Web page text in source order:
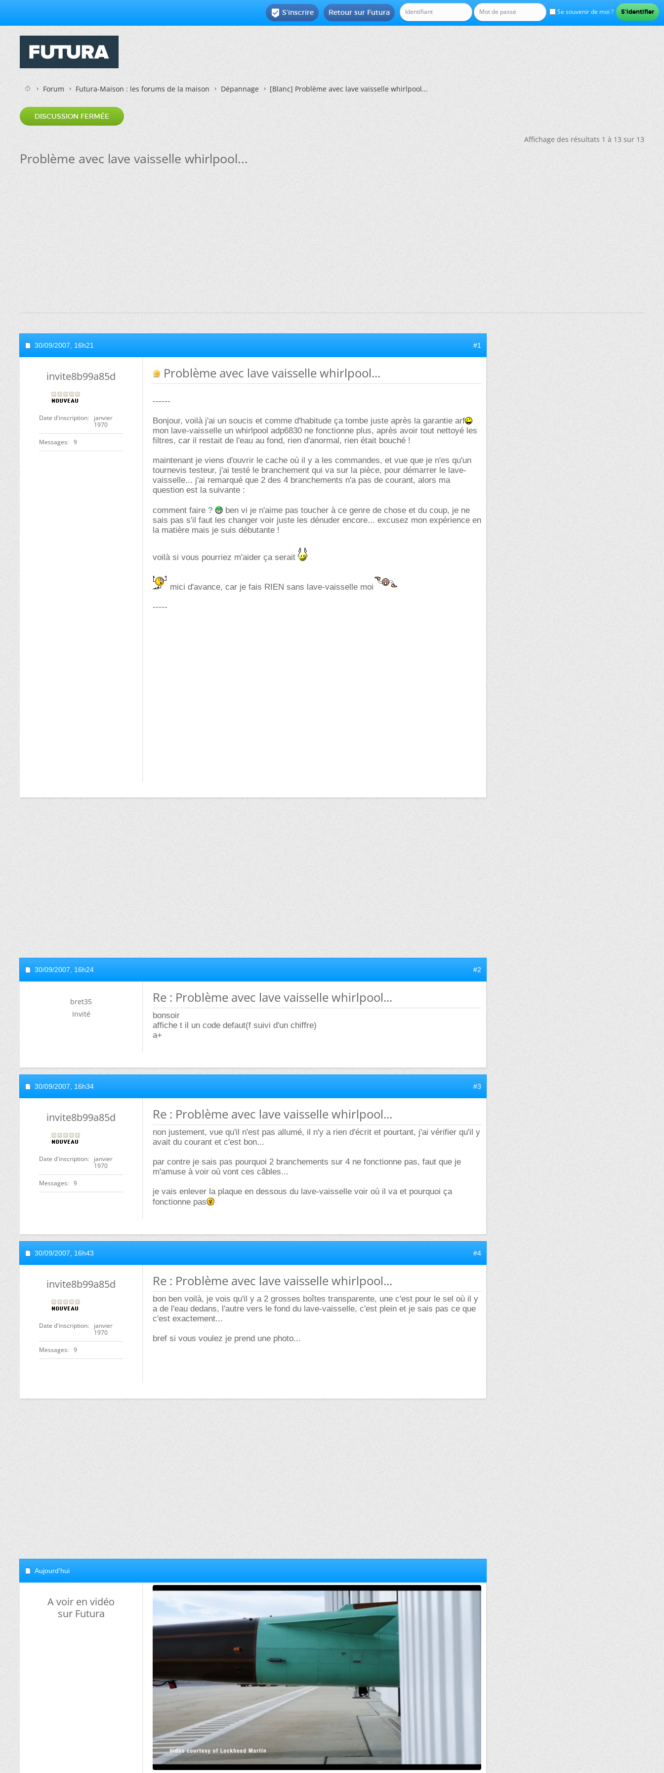
Se souvenir de moi ?
Retour sur Futura
 S'inscrire
Forum Futura-Maison : les forums de la maison Dépannage [Blanc]Problème avec lave vaisselle whirlpool...
DISCUSSION FERMÉE
Affichage des résultats 1 à 13 sur 13
Problème avec lave vaisselle whirlpool...
30/09/2007, 16h21 #1
invite8b99a85d
Date d'inscription
janvier
1970
Messages 9
Problème avec lave vaisselle whirlpool...
------
Bonjour, voilà j'ai un soucis et comme d'habitude ça tombe juste après la garantie arf
mon lave-vaisselle un whirlpool adp6830 ne fonctionne plus, après avoir tout nettoyé les
filtres, car il restait de l'eau au fond, rien d'anormal, rien était bouché !
maintenant je viens d'ouvrir le cache où il y a les commandes, et vue que je n'es qu'un
tournevis testeur, j'ai testé le branchement qui va sur la pièce, pour démarrer le lave-
vaisselle... j'ai remarqué que 2 des 4 branchements n'a pas de courant, alors ma
question est la suivante :
comment faire ?
ben vi je n'aime pas toucher à ce genre de chose et du coup, je ne
sais pas s'il faut les changer voir juste les dénuder encore... excusez mon expérience en
la matière mais je suis débutante !
voilà si vous pourriez m'aider ça serait
mici d'avance, car je fais RIEN sans lave-vaisselle moi
-----
30/09/2007, 16h24 #2
bret35
Invité
Re : Problème avec lave vaisselle whirlpool...
bonsoir
affiche t il un code defaut(f suivi d'un chiffre)
a+
30/09/2007, 16h34 #3
invite8b99a85d
Date d'inscription
janvier
1970
Messages 9
Re : Problème avec lave vaisselle whirlpool...
non justement, vue qu'il n'est pas allumé, il n'y a rien d'écrit et pourtant, j'ai vérifier qu'il y
avait du courant et c'est bon...
par contre je sais pas pourquoi 2 branchements sur 4 ne fonctionne pas, faut que je
m'amuse à voir où vont ces câbles...
je vais enlever la plaque en dessous du lave-vaisselle voir où il va et pourquoi ça
fonctionne pas
30/09/2007, 16h43 #4
invite8b99a85d
Date d'inscription
janvier
1970
Messages 9
Re : Problème avec lave vaisselle whirlpool...
bon ben voilà, je vois qu'il y a 2 grosses boîtes transparente, une c'est pour le sel où il y
a de l'eau dedans, l'autre vers le fond du lave-vaisselle, c'est plein et je sais pas ce que
c'est exactement...
bref si vous voulez je prend une photo...
Aujourd'hui
A voir en vidéo
sur Futura